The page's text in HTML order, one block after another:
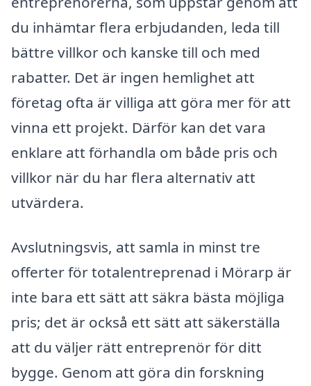
du inhämtar flera erbjudanden, leda till
bättre villkor och kanske till och med
rabatter. Det är ingen hemlighet att
företag ofta är villiga att göra mer för att
vinna ett projekt. Därför kan det vara
enklare att förhandla om både pris och
villkor när du har flera alternativ att
utvärdera.
Avslutningsvis, att samla in minst tre
offerter för totalentreprenad i Mörarp är
inte bara ett sätt att säkra bästa möjliga
pris; det är också ett sätt att säkerställa
att du väljer rätt entreprenör för ditt
bygge. Genom att göra din forskning